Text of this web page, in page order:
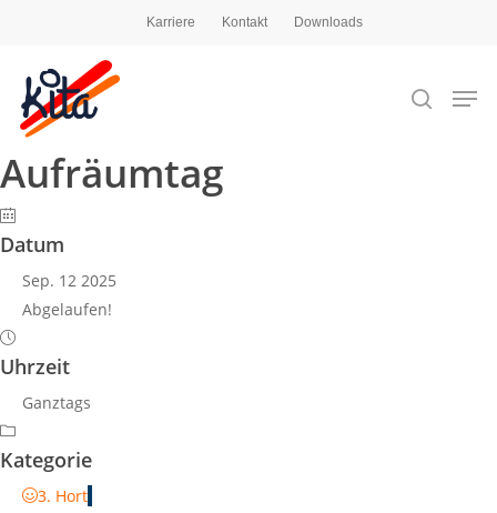
Karriere Kontakt Downloads
Drücken Sie die Eingabetaste, um zu suchen,
oder ESC, um zu schließen
Aufräumtag
Datum
Sep. 12 2025
Abgelaufen!
Uhrzeit
Ganztags
Kategorie
3. Hort